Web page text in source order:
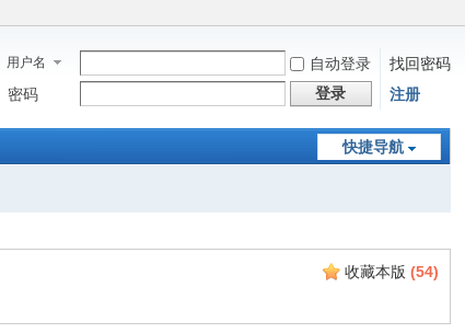
用户名 自动登录
找回密码
密码
登录 注册
快捷导航
收藏本版 (54)